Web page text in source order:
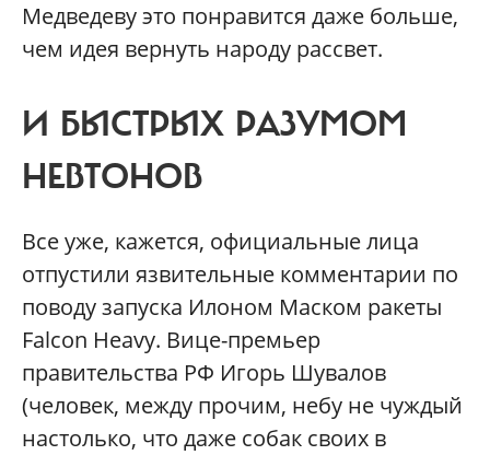
Медведеву это понравится даже больше,
чем идея вернуть народу рассвет.
И БЫСТРЫХ РАЗУМОМ
НЕВТОНОВ
Все уже, кажется, официальные лица
отпустили язвительные комментарии по
поводу запуска Илоном Маском ракеты
Falcon Heavy. Вице-премьер
правительства РФ Игорь Шувалов
(человек, между прочим, небу не чуждый
настолько, что даже собак своих в